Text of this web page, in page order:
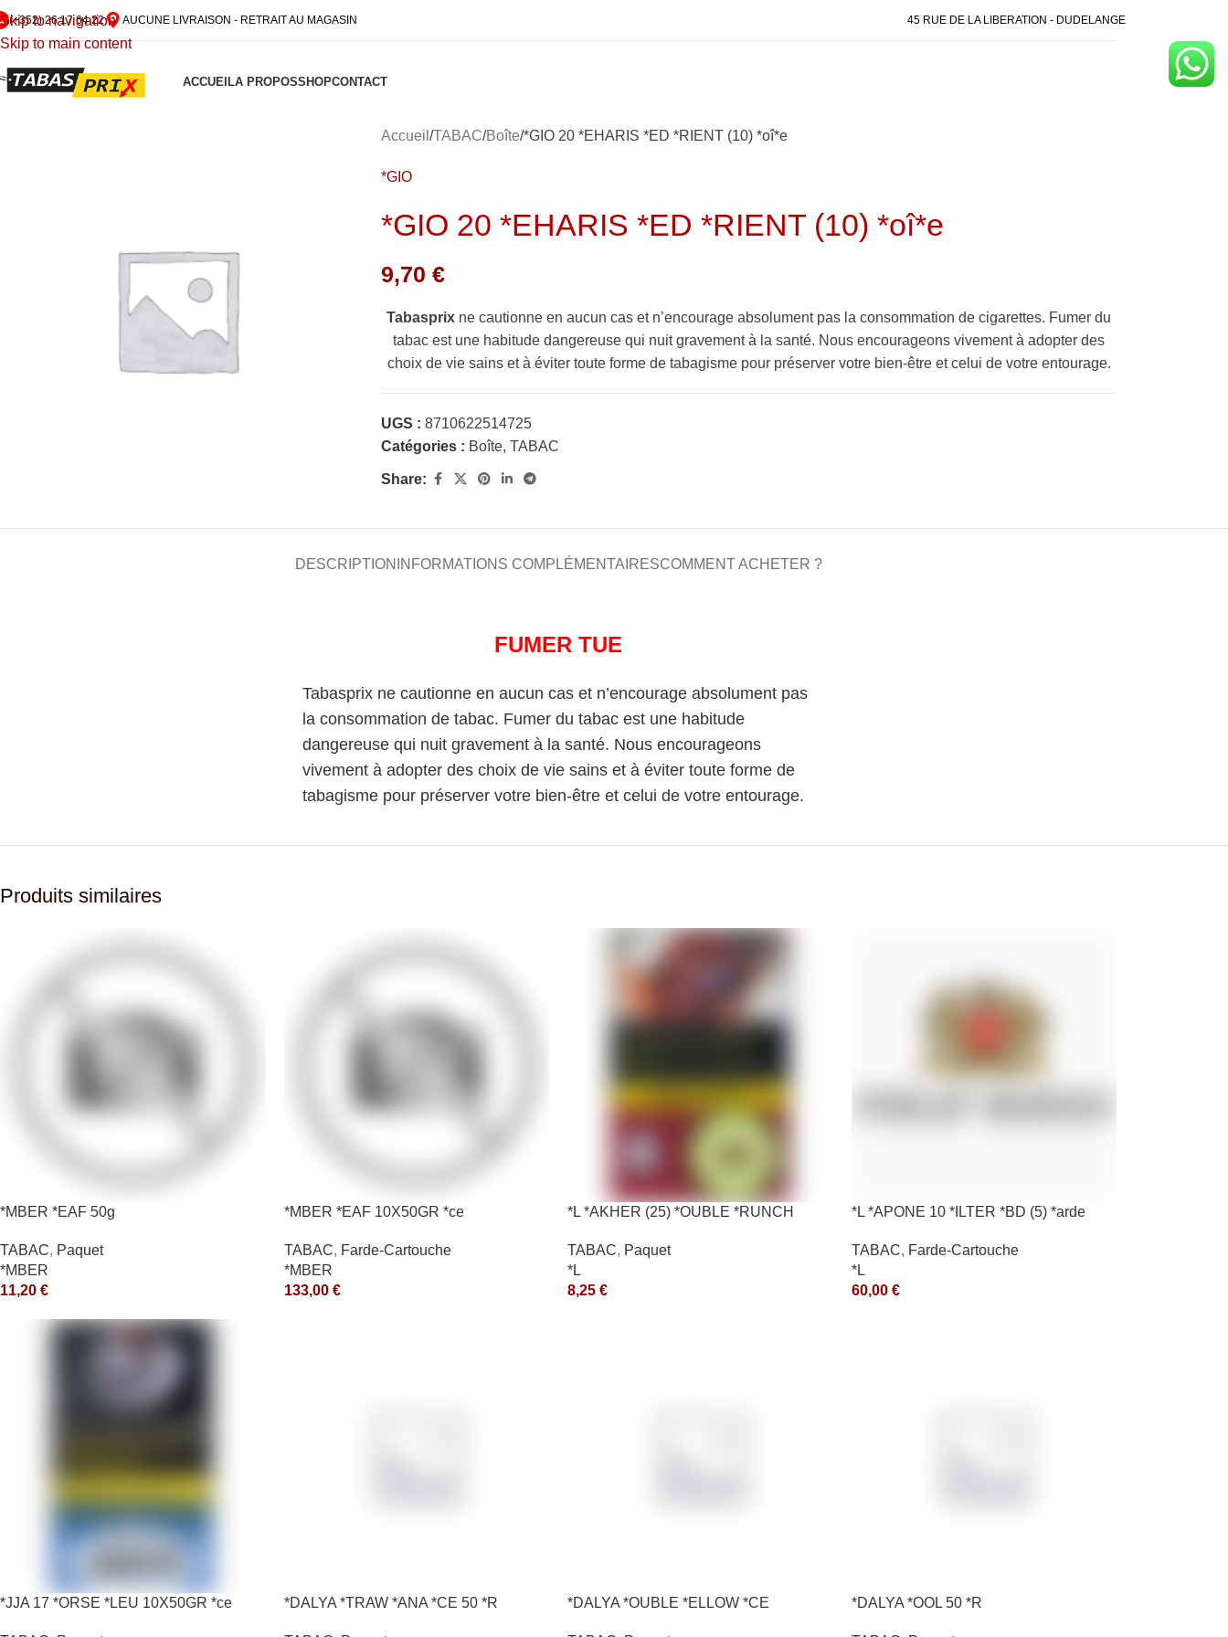
Skip to navigation
Skip to main content
(+352) 26 17 64 22 AUCUNE LIVRAISON - RETRAIT AU MAGASIN 45 RUE DE LA LIBERATION - DUDELANGE
ACCUEILA PROPOSSHOPCONTACT
Accueil TABAC Boîte *GIO 20 *EHARIS *ED *RIENT (10) *oî*e
*GIO
*GIO 20 *EHARIS *ED *RIENT (10) *oî*e
9,70€
Tabasprix ne cautionne en aucun cas et n’encourage absolument pas la consommation de cigarettes. Fumer du
tabac est une habitude dangereuse qui nuit gravement à la santé. Nous encourageons vivement à adopter des
choix de vie sains et à éviter toute forme de tabagisme pour préserver votre bien-être et celui de votre entourage.
UGS :8710622514725
Catégories : Boîte, TABAC
Share:
DESCRIPTION INFORMATIONS COMPLÉMENTAIRESCOMMENT ACHETER ?
FUMER TUE
Tabasprix ne cautionne en aucun cas et n’encourage absolument pas
la consommation de tabac. Fumer du tabac est une habitude
dangereuse qui nuit gravement à la santé. Nous encourageons
vivement à adopter des choix de vie sains et à éviter toute forme de
tabagisme pour préserver votre bien-être et celui de votre entourage.
Produits similaires
*MBER *EAF 50g
TABAC, Paquet
*MBER
11,20 €
*MBER *EAF 10X50GR *ce
TABAC, Farde-Cartouche
*MBER
133,00 €
*L *AKHER (25) *OUBLE *RUNCH
TABAC, Paquet
*L
8,25 €
*L *APONE 10 *ILTER *BD (5) *arde
TABAC, Farde-Cartouche
*L
60,00 €
*JJA 17 *ORSE *LEU 10X50GR *ce *DALYA *TRAW *ANA *CE 50 *R *DALYA *OUBLE *ELLOW *CE *DALYA *OOL 50 *R